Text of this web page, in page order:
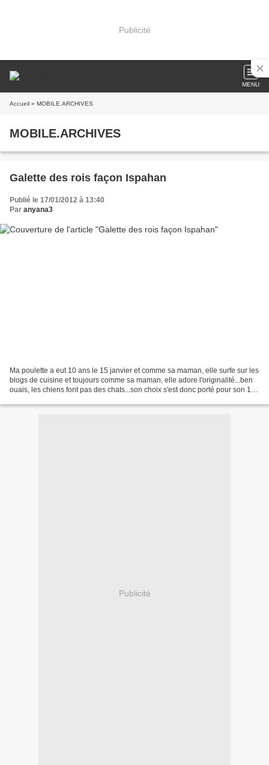
Publicité
MENU
Accueil » MOBILE.ARCHIVES
MOBILE.ARCHIVES
Galette des rois façon Ispahan
Publié le 17/01/2012 à 13:40
Par anyana3
Ma poulette a eut 10 ans le 15 janvier et comme sa maman, elle surfe sur les
blogs de cuisine et toujours comme sa maman, elle adore l'originalité...ben
ouais, les chiens font pas des chats...son choix s'est donc porté pour son 1er
Publicité